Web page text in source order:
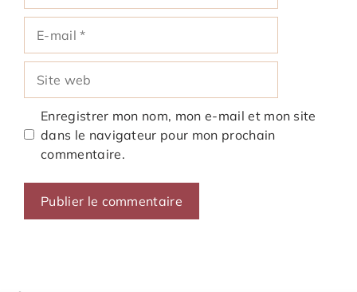
mail
web
Enregistrer mon nom, mon e-mail et mon site
dans le navigateur pour mon prochain
commentaire.